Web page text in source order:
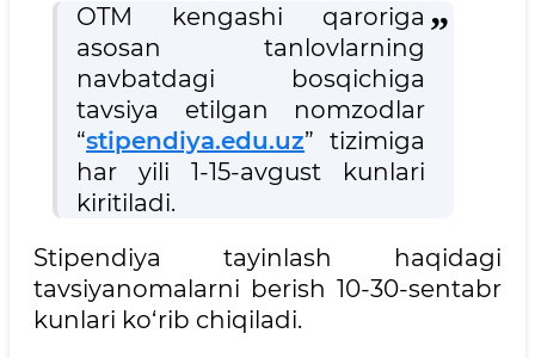
OTM kengashi qaroriga
asosan tanlovlarning
navbatdagi bosqichiga
tavsiya etilgan nomzodlar
“stipendiya.edu.uz” tizimiga
har yili 1-15-avgust kunlari
kiritiladi.
Stipendiya tayinlash haqidagi
tavsiyanomalarni berish 10-30-sentabr
kunlari ko‘rib chiqiladi.